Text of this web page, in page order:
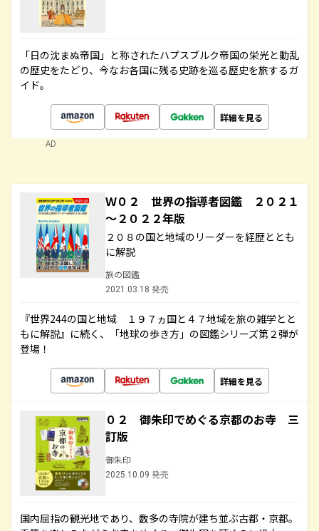
「日の沈まぬ帝国」と称されたハプスブルク帝国の栄光と動乱
の歴史をたどり、今なお各国に残る史跡を巡る歴史を旅するガ
イド。
詳細を見る
AD
Ｗ０２ 世界の指導者図鑑 ２０２１
～２０２２年版
２０８の国と地域のリーダーを経歴ととも
に解説
旅の図鑑
2021.03.18 発売
『世界244の国と地域 １９７ヵ国と４７地域を旅の雑学とと
もに解説』に続く、「地球の歩き方」の図鑑シリーズ第２弾が
登場！
詳細を見る
０２ 御朱印でめぐる京都のお寺 三
訂版
御朱印
2025.10.09 発売
国内屈指の観光地であり、数多の寺院が建ち並ぶ古都・京都。